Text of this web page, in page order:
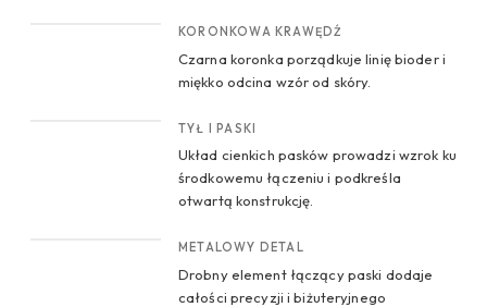
KORONKOWA KRAWĘDŹ
Czarna koronka porządkuje linię bioder i
miękko odcina wzór od skóry.
TYŁ I PASKI
Układ cienkich pasków prowadzi wzrok ku
środkowemu łączeniu i podkreśla
otwartą konstrukcję.
METALOWY DETAL
Drobny element łączący paski dodaje
całości precyzji i biżuteryjnego